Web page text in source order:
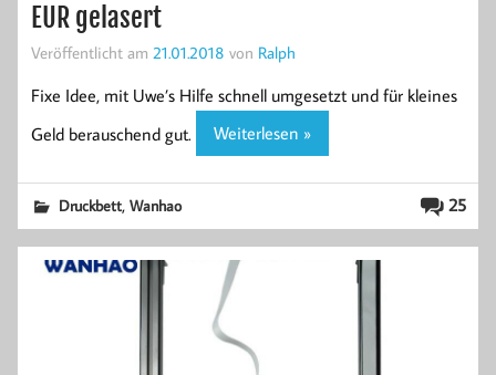
EUR gelasert
Veröffentlicht am 21.01.2018 von Ralph
Fixe Idee, mit Uwe’s Hilfe schnell umgesetzt und für kleines
Geld berauschend gut.
Weiterlesen »
25
Druckbett,Wanhao